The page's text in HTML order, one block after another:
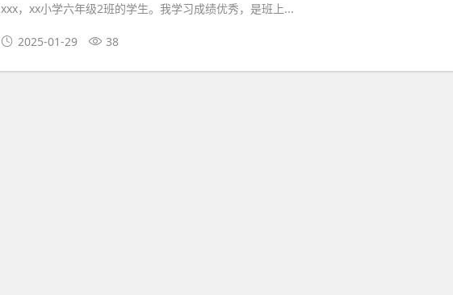
xxx，xx小学六年级2班的学生。我学习成绩优秀，是班上...
2025-01-29 38